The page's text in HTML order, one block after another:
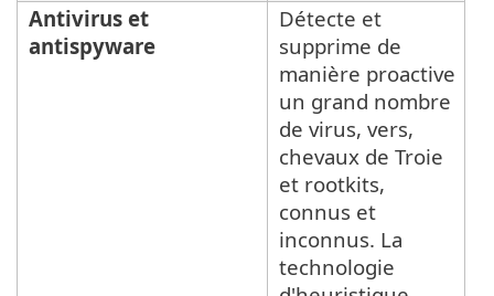
Antivirus et
antispyware
Détecte et
supprime de
manière proactive
un grand nombre
de virus, vers,
chevaux de Troie
et rootkits,
connus et
inconnus. La
technologie